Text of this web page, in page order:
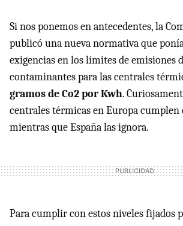
Si nos ponemos en antecedentes, la
publicó una nueva normativa que
exigencias en los límites de emisiones
contaminantes para las centrales
gramos de Co2 por Kwh.
centrales térmicas en Europa cumplen
mientras que España las ignora.
Para cumplir con estos niveles fijados